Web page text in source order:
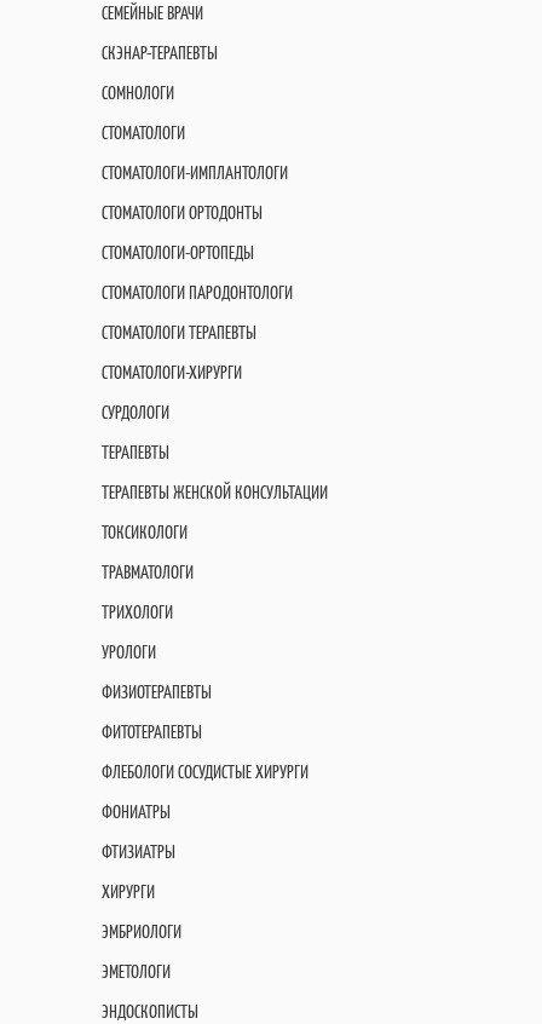
СЕМЕЙНЫЕ ВРАЧИ
СКЭНАР-ТЕРАПЕВТЫ
СОМНОЛОГИ
СТОМАТОЛОГИ
СТОМАТОЛОГИ-ИМПЛАНТОЛОГИ
СТОМАТОЛОГИ ОРТОДОНТЫ
СТОМАТОЛОГИ-ОРТОПЕДЫ
СТОМАТОЛОГИ ПАРОДОНТОЛОГИ
СТОМАТОЛОГИ ТЕРАПЕВТЫ
СТОМАТОЛОГИ-ХИРУРГИ
СУРДОЛОГИ
ТЕРАПЕВТЫ
ТЕРАПЕВТЫ ЖЕНСКОЙ КОНСУЛЬТАЦИИ
ТОКСИКОЛОГИ
ТРАВМАТОЛОГИ
ТРИХОЛОГИ
УРОЛОГИ
ФИЗИОТЕРАПЕВТЫ
ФИТОТЕРАПЕВТЫ
ФЛЕБОЛОГИ СОСУДИСТЫЕ ХИРУРГИ
ФОНИАТРЫ
ФТИЗИАТРЫ
ХИРУРГИ
ЭМБРИОЛОГИ
ЭМЕТОЛОГИ
ЭНДОСКОПИСТЫ